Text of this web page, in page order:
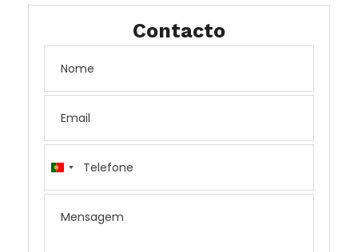
Contacto
Portugal
+351